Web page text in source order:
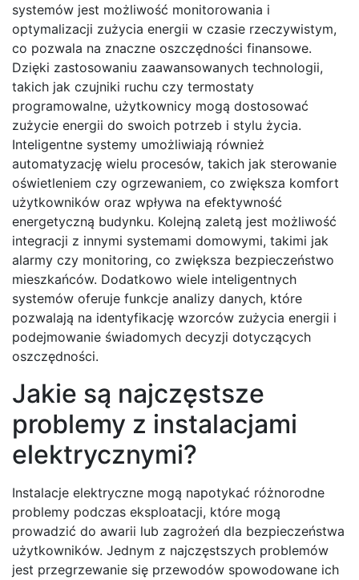
systemów jest możliwość monitorowania i
optymalizacji zużycia energii w czasie rzeczywistym,
co pozwala na znaczne oszczędności finansowe.
Dzięki zastosowaniu zaawansowanych technologii,
takich jak czujniki ruchu czy termostaty
programowalne, użytkownicy mogą dostosować
zużycie energii do swoich potrzeb i stylu życia.
Inteligentne systemy umożliwiają również
automatyzację wielu procesów, takich jak sterowanie
oświetleniem czy ogrzewaniem, co zwiększa komfort
użytkowników oraz wpływa na efektywność
energetyczną budynku. Kolejną zaletą jest możliwość
integracji z innymi systemami domowymi, takimi jak
alarmy czy monitoring, co zwiększa bezpieczeństwo
mieszkańców. Dodatkowo wiele inteligentnych
systemów oferuje funkcje analizy danych, które
pozwalają na identyfikację wzorców zużycia energii i
podejmowanie świadomych decyzji dotyczących
oszczędności.
Jakie są najczęstsze
problemy z instalacjami
elektrycznymi?
Instalacje elektryczne mogą napotykać różnorodne
problemy podczas eksploatacji, które mogą
prowadzić do awarii lub zagrożeń dla bezpieczeństwa
użytkowników. Jednym z najczęstszych problemów
jest przegrzewanie się przewodów spowodowane ich